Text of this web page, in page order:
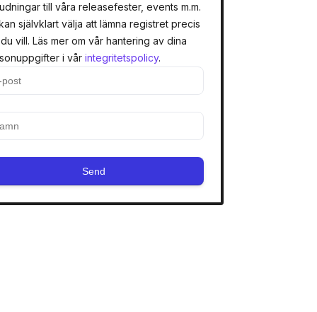
till våra releasefester, events m.m.
självklart välja att lämna registret precis
vill. Läs mer om vår hantering av dina
i vår integritetspolicy.
Send